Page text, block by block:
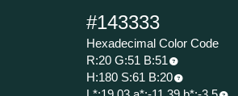
#143333
Hexadecimal Color Code
R:20 G:51 B:51
H:180 S:61 B:20